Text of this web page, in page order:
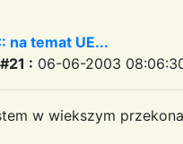
na temat UE...
: 06-06-2003
w wiekszym